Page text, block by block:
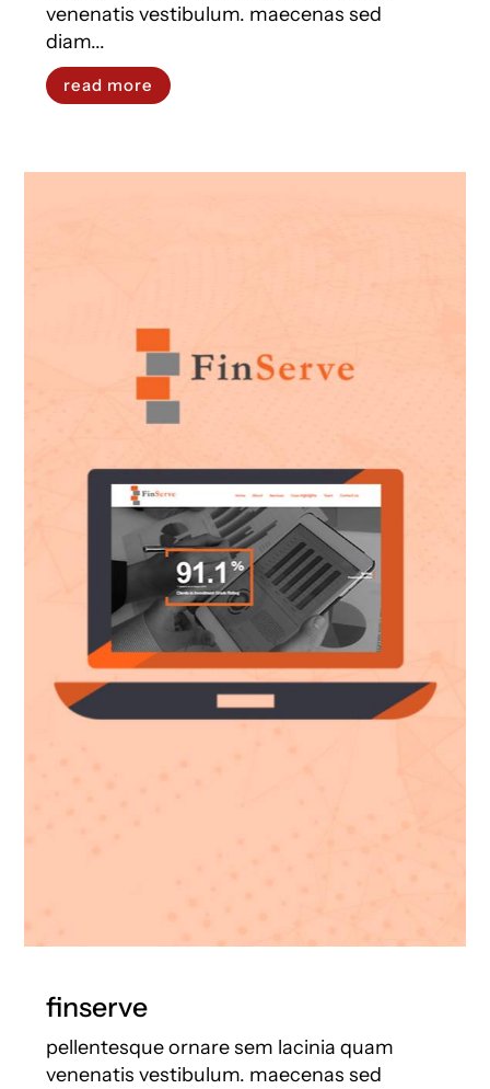
venenatis vestibulum. maecenas sed
diam...
read more
finserve
pellentesque ornare sem lacinia quam
venenatis vestibulum. maecenas sed